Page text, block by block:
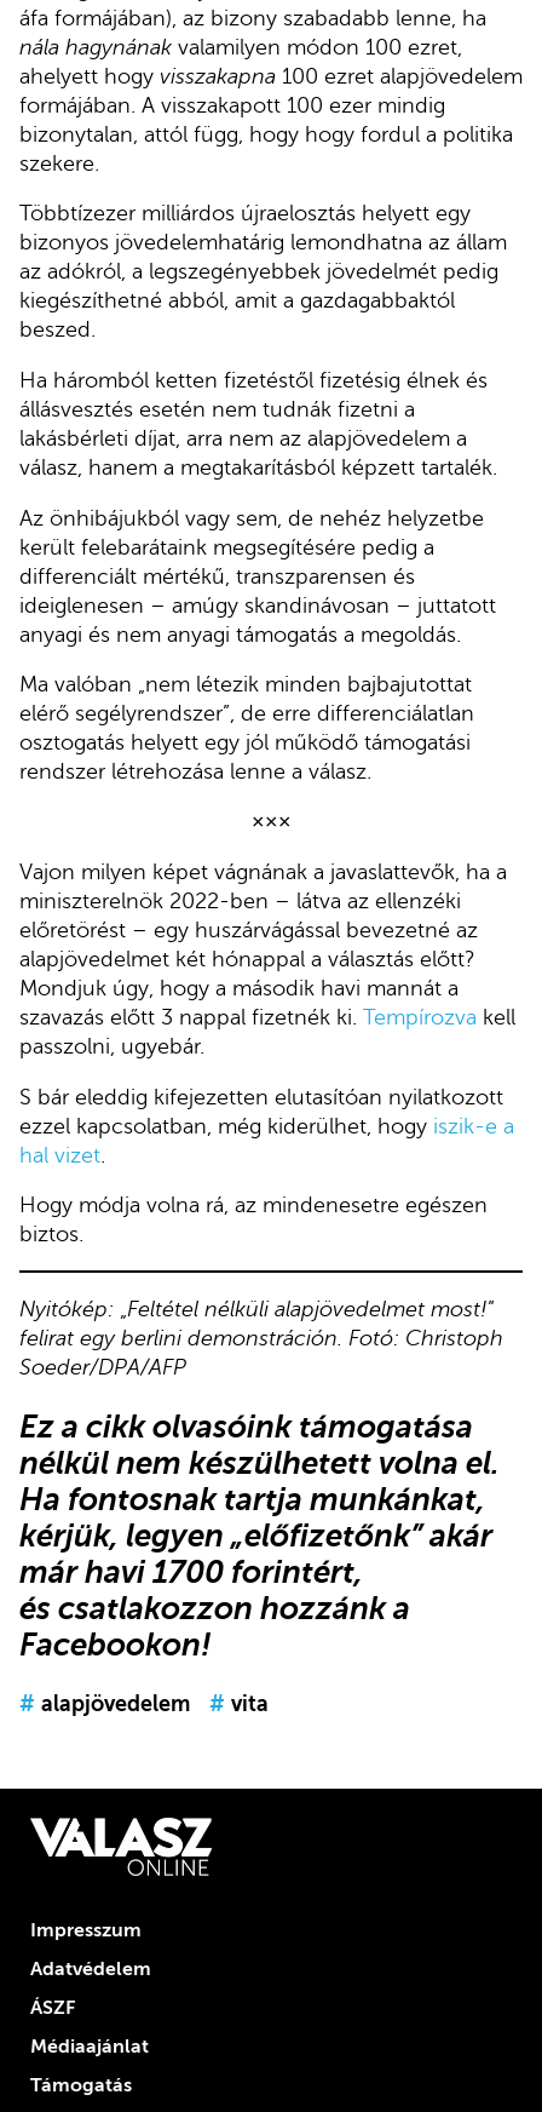
áfa formájában), az bizony szabadabb lenne, ha
nála hagynának valamilyen módon 100 ezret,
ahelyett hogy visszakapna 100 ezret alapjövedelem
formájában. A visszakapott 100 ezer mindig
bizonytalan, attól függ, hogy hogy fordul a politika
szekere.
Többtízezer milliárdos újraelosztás helyett egy
bizonyos jövedelemhatárig lemondhatna az állam
az adókról, a legszegényebbek jövedelmét pedig
kiegészíthetné abból, amit a gazdagabbaktól
beszed.
Ha háromból ketten fizetéstől fizetésig élnek és
állásvesztés esetén nem tudnák fizetni a
lakásbérleti díjat, arra nem az alapjövedelem a
válasz, hanem a megtakarításból képzett tartalék.
Az önhibájukból vagy sem, de nehéz helyzetbe
került felebarátaink megsegítésére pedig a
differenciált mértékű, transzparensen és
ideiglenesen – amúgy skandinávosan – juttatott
anyagi és nem anyagi támogatás a megoldás.
Ma valóban „nem létezik minden bajbajutottat
elérő segélyrendszer”, de erre differenciálatlan
osztogatás helyett egy jól működő támogatási
rendszer létrehozása lenne a válasz.
×××
Vajon milyen képet vágnának a javaslattevők, ha a
miniszterelnök 2022-ben – látva az ellenzéki
előretörést – egy huszárvágással bevezetné az
alapjövedelmet két hónappal a választás előtt?
Mondjuk úgy, hogy a második havi mannát a
szavazás előtt 3 nappal fizetnék ki. Tempírozva kell
passzolni, ugyebár.
S bár eleddig kifejezetten elutasítóan nyilatkozott
ezzel kapcsolatban, még kiderülhet, hogy iszik-e a
hal vizet
Hogy módja volna rá, az mindenesetre egészen
biztos.
Nyitókép: Feltétel nélküli alapjövedelmet most!”
felirat egy berlini demonstráción. Fotó: Christoph
Soeder/DPA/AFP
Ez a cikk olvasóink támogatása
nélkül nem készülhetett volna el.
Ha fontosnak tartja munkánkat,
kérjük, legyen „előfizetőnk”akár
már havi 1700 forintért,
és csatlakozzon hozzánk a
Facebookon!
# alapjövedelem # vita
Impresszum
Adatvédelem
ÁSZF
Médiaajánlat
Támogatás